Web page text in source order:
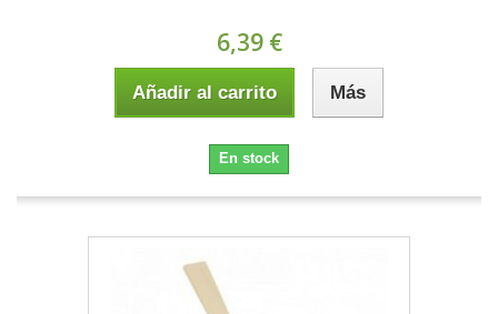
6,39 €
Añadir al carrito Más
En stock